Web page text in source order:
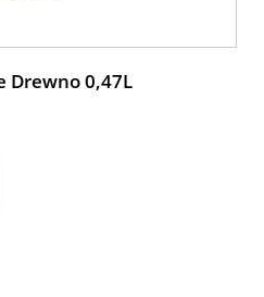
Drewno 0,47L